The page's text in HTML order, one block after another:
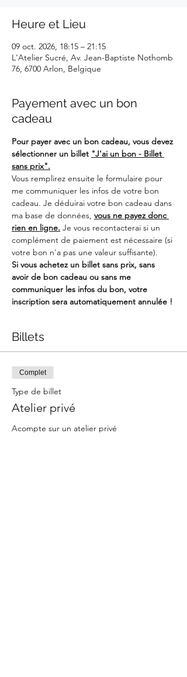
Heure et Lieu
09 oct. 2026, 18:15 – 21:15
L'Atelier Sucré, Av. Jean-Baptiste Nothomb
76, 6700 Arlon, Belgique
Payement avec un bon
cadeau
Pour payer avec un bon cadeau, vous devez
sélectionner un billet "J'ai un bon - Billet
sans prix".
Vous remplirez ensuite le formulaire pour
me communiquer les infos de votre bon
cadeau. Je déduirai votre bon cadeau dans
ma base de données, vous ne payez donc
rien en ligne. Je vous recontacterai si un
complément de paiement est nécessaire (si
votre bon n'a pas une valeur suffisante).
Si vous achetez un billet sans prix, sans
avoir de bon cadeau ou sans me
communiquer les infos du bon, votre
inscription sera automatiquement annulée !
Billets
Complet
Type de billet
Atelier privé
Acompte sur un atelier privé